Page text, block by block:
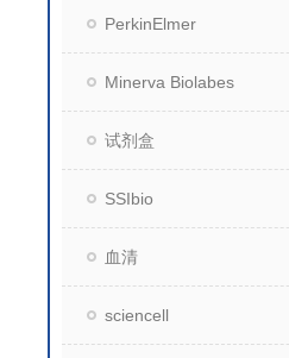
PerkinElmer
Minerva Biolabes
试剂盒
SSIbio
血清
sciencell